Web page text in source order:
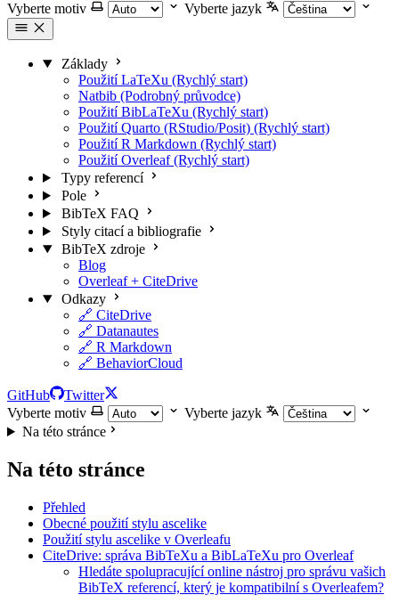
Vyberte motiv
Vyberte jazyk
Základy
Použití LaTeXu (Rychlý start)
Natbib (Podrobný průvodce)
Použití BibLaTeXu (Rychlý start)
Použití Quarto (RStudio/Posit) (Rychlý start)
Použití R Markdown (Rychlý start)
Použití Overleaf (Rychlý start)
Typy referencí
Pole
BibTeX FAQ
Styly citací a bibliografie
BibTeX zdroje
Blog
Overleaf + CiteDrive
Odkazy
🔗 CiteDrive
🔗 Datanautes
🔗 R Markdown
🔗 BehaviorCloud
GitHub
Twitter
Vyberte motiv
Vyberte jazyk
Na této stránce
Na této stránce
Přehled
Obecné použití stylu ascelike
Použití stylu ascelike v Overleafu
CiteDrive: správa BibTeXu a BibLaTeXu pro Overleaf
Hledáte spolupracující online nástroj pro správu vašich
BibTeX referencí, který je kompatibilní s Overleafem?